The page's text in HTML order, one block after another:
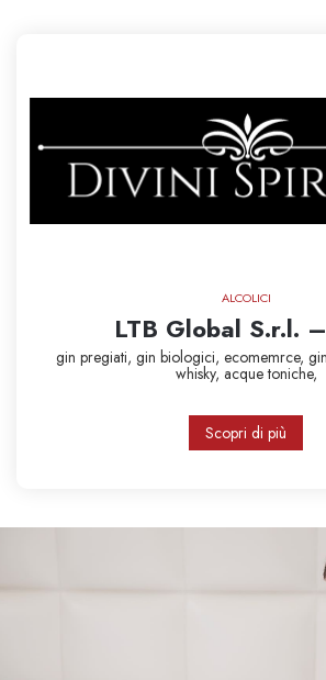
ALCOLICI
LTB Global S.r.l.
gin pregiati, gin biologici, ecomemrce,
whisky, acque toniche,
Scopri di più